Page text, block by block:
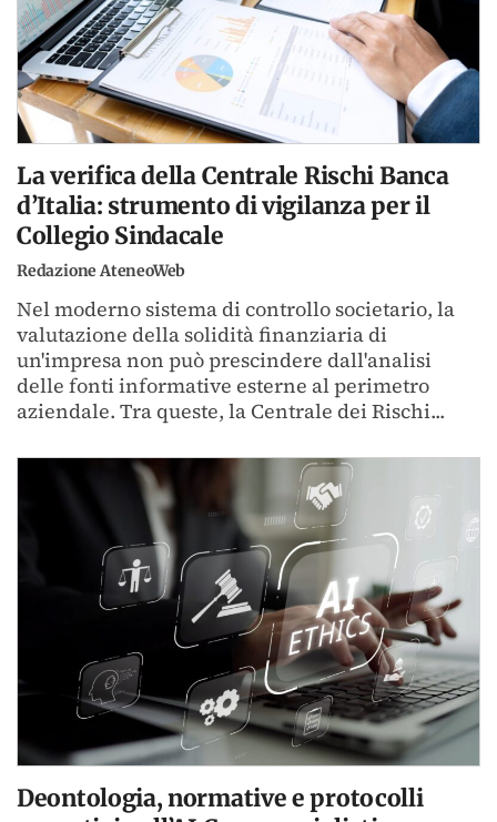
La verifica della Centrale Rischi Banca
d’Italia: strumento di vigilanza per il
Collegio Sindacale
Redazione AteneoWeb
Nel moderno sistema di controllo societario, la
valutazione della solidità finanziaria di
un'impresa non può prescindere dall'analisi
delle fonti informative esterne al perimetro
aziendale. Tra queste, la Centrale dei Rischi...
Deontologia, normative e protocolli